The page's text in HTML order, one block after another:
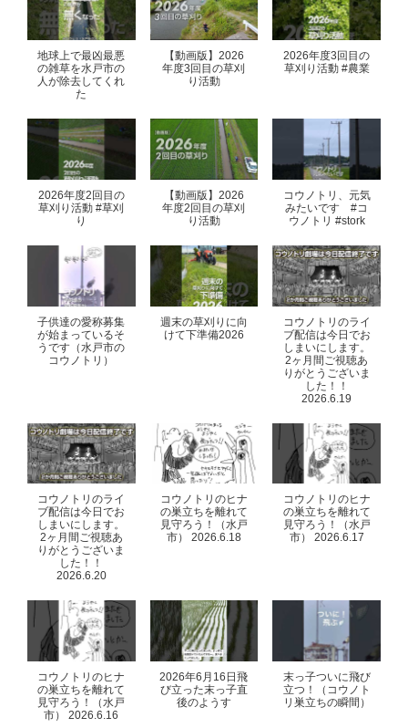
地球上で最凶最悪
の雑草を水戸市の
人が除去してくれ
た
【動画版】2026
年度3回目の草刈
り活動
2026年度3回目の
草刈り活動 #農業
2026年度2回目の
草刈り活動 #草刈
り
【動画版】2026
年度2回目の草刈
り活動
コウノトリ、元気
みたいです #コ
ウノトリ #stork
子供達の愛称募集
が始まっているそ
うです（水戸市の
コウノトリ）
週末の草刈りに向
けて下準備2026
コウノトリのライ
ブ配信は今日でお
しまいにします。
2ヶ月間ご視聴あ
りがとうございま
した！！
2026.6.19
コウノトリのライ
ブ配信は今日でお
しまいにします。
2ヶ月間ご視聴あ
りがとうございま
した！！
2026.6.20
コウノトリのヒナ
の巣立ちを離れて
見守ろう！（水戸
市） 2026.6.18
コウノトリのヒナ
の巣立ちを離れて
見守ろう！（水戸
市） 2026.6.17
コウノトリのヒナ
の巣立ちを離れて
見守ろう！（水戸
市） 2026.6.16
2026年6月16日飛
び立った末っ子直
後のようす
末っ子ついに飛び
立つ！（コウノト
リ巣立ちの瞬間）